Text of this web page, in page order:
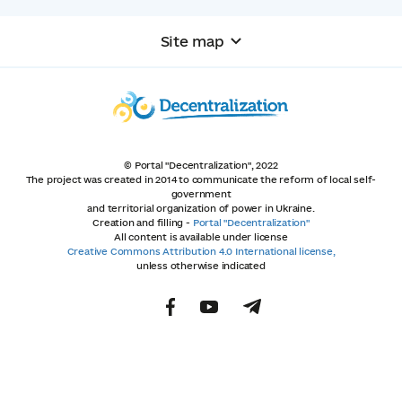
Site map
© Portal "Decentralization", 2022
The project was created in 2014 to communicate the reform of local self-
government
and territorial organization of power in Ukraine.
Creation and filling - Portal "Decentralization"
All content is available under license
Creative Commons Attribution 4.0 International license,
unless otherwise indicated